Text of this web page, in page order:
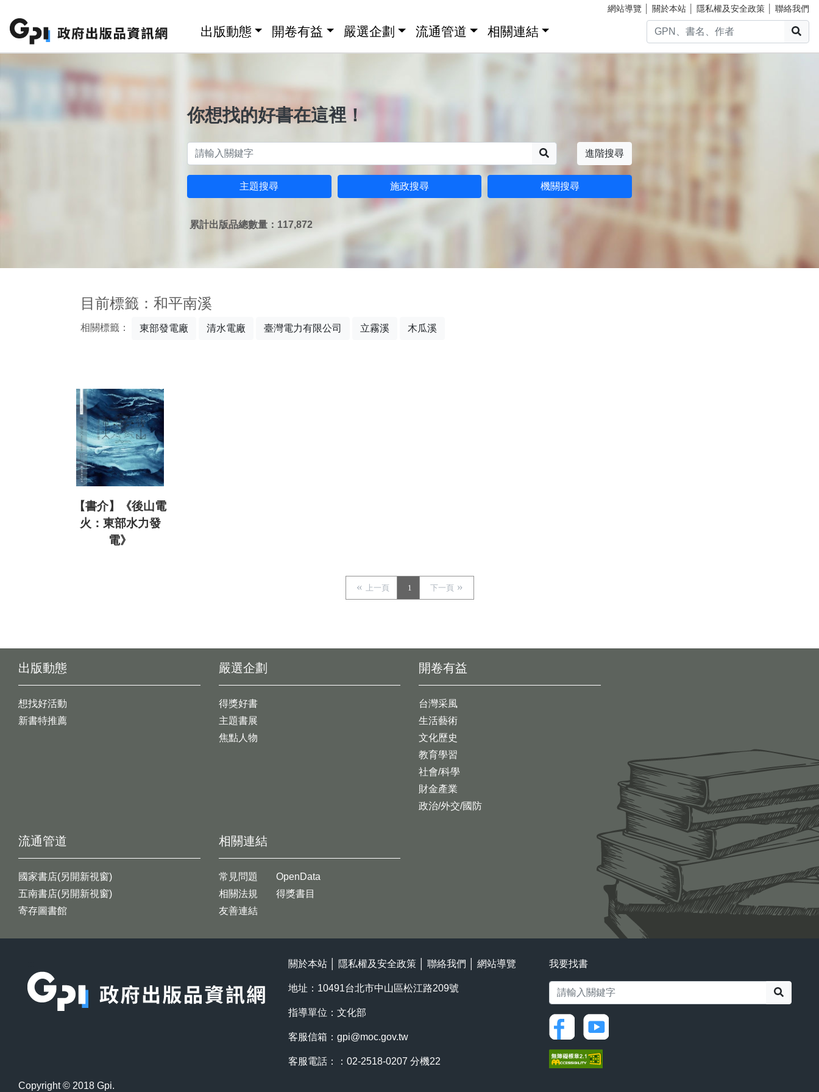
網站導覽 關於本站 隱私權及安全政策 聯絡我們
出版動態 開卷有益 嚴選企劃 流通管道 相關連結
你想找的好書在這裡！
進階搜尋
主題搜尋 施政搜尋 機關搜尋
累計出版品總數量：117,872
目前標籤：和平南溪
相關標籤： 東部發電廠 清水電廠 臺灣電力有限公司 立霧溪 木瓜溪
【書介】《後山電
火：東部水力發
電》
上一頁 1 下一頁
出版動態
想找好活動
新書特推薦
開卷有益
台灣采風
生活藝術
文化歷史
教育學習
社會/科學
財金產業
政治/外交/國防
嚴選企劃
得獎好書
主題書展
焦點人物
流通管道
國家書店(另開新視窗)
五南書店(另開新視窗)
寄存圖書館
相關連結
常見問題
相關法規
友善連結
OpenData
得獎書目
關於本站 隱私權及安全政策 聯絡我們 網站導覽
地址：10491台北市中山區松江路209號
指導單位：文化部
客服信箱： gpi@moc.gov.tw
客服電話：：02-2518-0207 分機22
我要找書
Copyright © 2018 Gpi.